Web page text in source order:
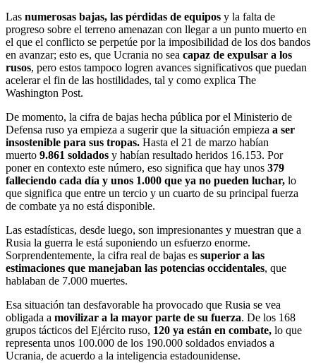
Las numerosas bajas, las pérdidas de equipos y la falta de
progreso sobre el terreno amenazan con llegar a un punto muerto en
el que el conflicto se perpetúe por la imposibilidad de los dos bandos
en avanzar; esto es, que Ucrania no sea capaz de expulsar a los
rusos, pero estos tampoco logren avances significativos que puedan
acelerar el fin de las hostilidades, tal y como explica The
Washington Post.
De momento, la cifra de bajas hecha pública por el Ministerio de
Defensa ruso ya empieza a sugerir que la situación empieza a ser
insostenible para sus tropas. Hasta el 21 de marzo habían
muerto 9.861 soldados y habían resultado heridos 16.153. Por
poner en contexto este número, eso significa que hay unos 379
falleciendo cada día y unos 1.000 que ya no pueden luchar, lo
que significa que entre un tercio y un cuarto de su principal fuerza
de combate ya no está disponible.
Las estadísticas, desde luego, son impresionantes y muestran que a
Rusia la guerra le está suponiendo un esfuerzo enorme.
Sorprendentemente, la cifra real de bajas es superior a las
estimaciones que manejaban las potencias occidentales, que
hablaban de 7.000 muertes.
Esa situación tan desfavorable ha provocado que Rusia se vea
obligada a movilizar a la mayor parte de su fuerza. De los 168
grupos tácticos del Ejército ruso, 120 ya están en combate, lo que
representa unos 100.000 de los 190.000 soldados enviados a
Ucrania, de acuerdo a la inteligencia estadounidense.